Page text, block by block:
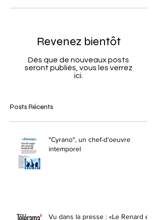
Revenez bientôt
Dès que de nouveaux posts
seront publiés, vous les verrez
ici.
Posts Récents
"Cyrano", un chef-d'oeuvre
intemporel
Vu dans la presse : «Le Renard et